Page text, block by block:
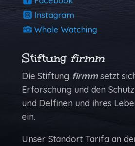
Instagram
Whale Watching
Stiftung firmm
Die Stiftung firmmsetzt
Erforschung und den
und Delfinen und ihres
ein.
Unser Standort Tarifa an